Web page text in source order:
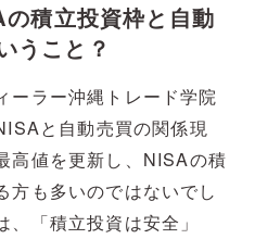
の積立投資枠と自動
うこと？
ーラー沖縄トレード学院
と自動売買の関係現
高値を更新し、NISAの積
方も多いのではないでし
「積立投資は安全」